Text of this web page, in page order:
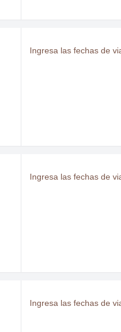
Ingresa las fechas de
Ingresa las fechas de
Ingresa las fechas de